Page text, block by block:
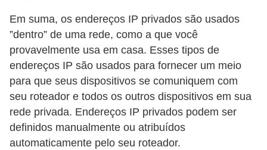
Em suma, os endereços IP privados são usados ​​
”dentro” de uma rede, como a que você
provavelmente usa em casa. Esses tipos de
endereços IP são usados ​​para fornecer um meio
para que seus dispositivos se comuniquem com
seu roteador e todos os outros dispositivos em sua
rede privada. Endereços IP privados podem ser
definidos manualmente ou atribuídos
automaticamente pelo seu roteador.
t
ô
n
i
c
a